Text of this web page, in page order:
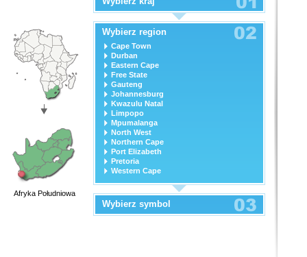
Afryka Południowa
Wybierz region
Cape Town
Durban
Eastern Cape
Free State
Gauteng
Johannesburg
Kwazulu Natal
Limpopo
Mpumalanga
North West
Northern Cape
Port Elizabeth
Pretoria
Western Cape
Wybierz symbol